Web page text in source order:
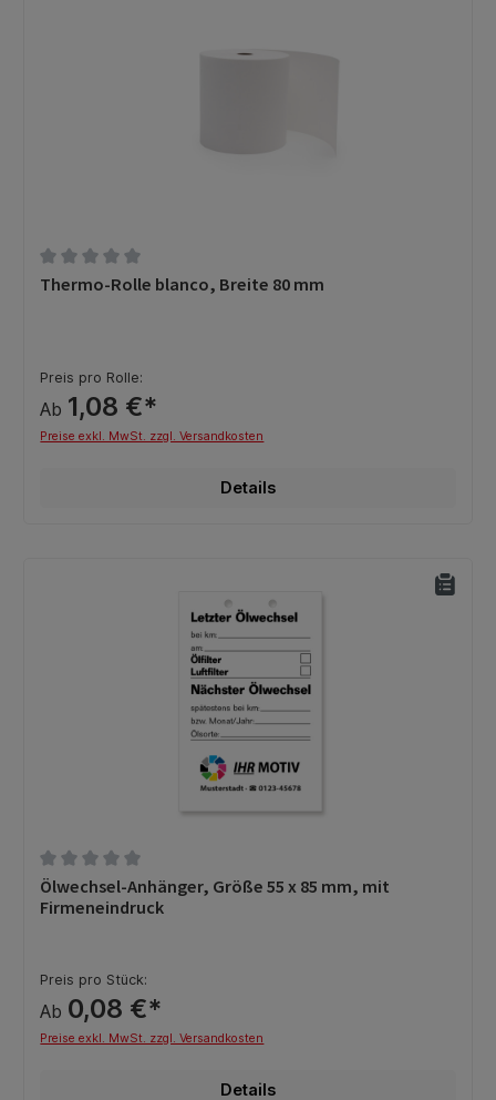
Durchschnittliche Bewertung von 0 von 5 Sternen
Thermo-Rolle blanco, Breite 80 mm
Preis pro Rolle:
Ab 1,08 €*
Preise exkl. MwSt. zzgl. Versandkosten
Details
Durchschnittliche Bewertung von 0 von 5 Sternen
Ölwechsel-Anhänger, Größe 55 x 85 mm, mit
Firmeneindruck
Preis pro Stück:
Ab 0,08 €*
Preise exkl. MwSt. zzgl. Versandkosten
Details